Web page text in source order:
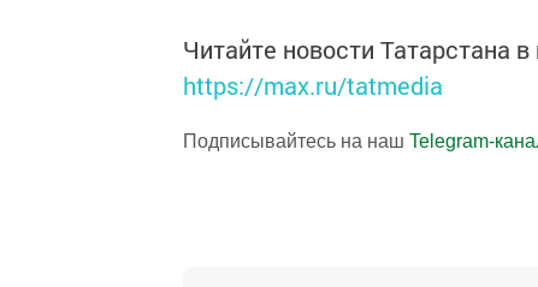
Читайте новости Татарстана
https://max.ru/tatmedia
Подписывайтесь на наш Telegram-